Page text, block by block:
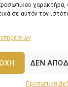
χαρακτήρα,
σε αυτόν τον
υπηρεσιών
ΔΕΝ
Προσωπικά